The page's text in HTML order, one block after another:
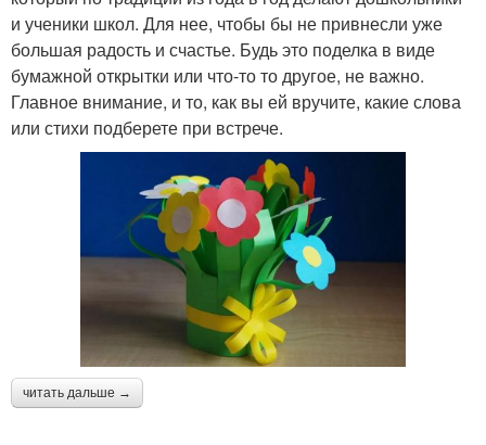
и ученики школ. Для нее, чтобы бы не привнесли уже
большая радость и счастье. Будь это поделка в виде
бумажной открытки или что-то то другое, не важно.
Главное внимание, и то, как вы ей вручите, какие слова
или стихи подберете при встрече.
читать дальше →